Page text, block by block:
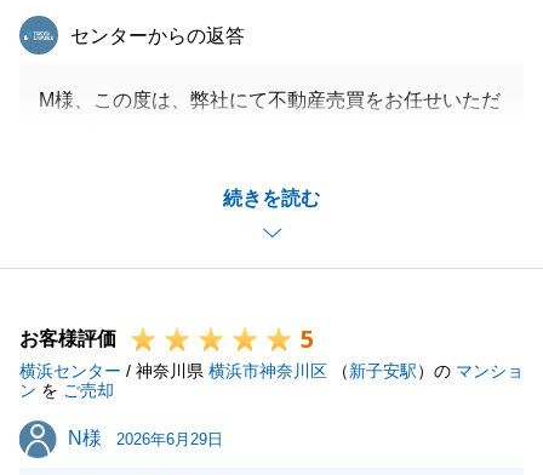
続きを読む
東急リバブル
センターからの返答
M様、この度は、弊社にて不動産売買をお任せいただ
とは、ひとえにM様が迅速かつ柔軟にご対応くださっ
いただいた貴重なご意見を真摯に受け止め、今後はよ
ートができるよう努めてまいります。
また何かお困り事やご相談がございましたら、いつで
もお気軽にご連絡下さい。
M様の今後のご健勝とご多幸を、心よりお祈り申し上
お客様評価 5
横浜センター / 神奈川県 横浜市神奈川区 （新子安駅）の マンショ
ン を ご売却
N様
N様 2026年6月29日